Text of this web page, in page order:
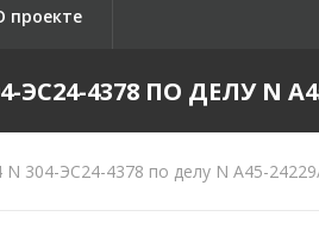
проекте
4378 ПО ДЕЛУ N
304-ЭС24-4378 по делу N А45-